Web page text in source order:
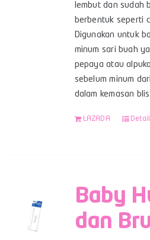
lembut dan sudah
berbentuk seperti
Digunakan untuk
minum sari buah
pepaya atau
sebelum minum
dalam kemasan
LAZADA
Baby
dan